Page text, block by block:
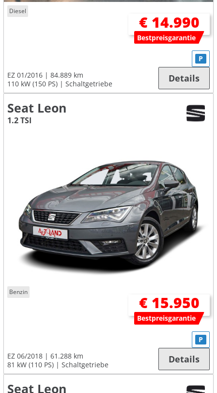
Diesel
€ 14.990
Bestpreisgarantie
EZ 01/2016
84.889 km
110 kW (150 PS)
Schaltgetriebe
P
Details
Seat Leon
1.2 TSI
Benzin
€ 15.950
Bestpreisgarantie
EZ 06/2018
61.288 km
81 kW (110 PS)
Schaltgetriebe
P
Details
Seat Leon